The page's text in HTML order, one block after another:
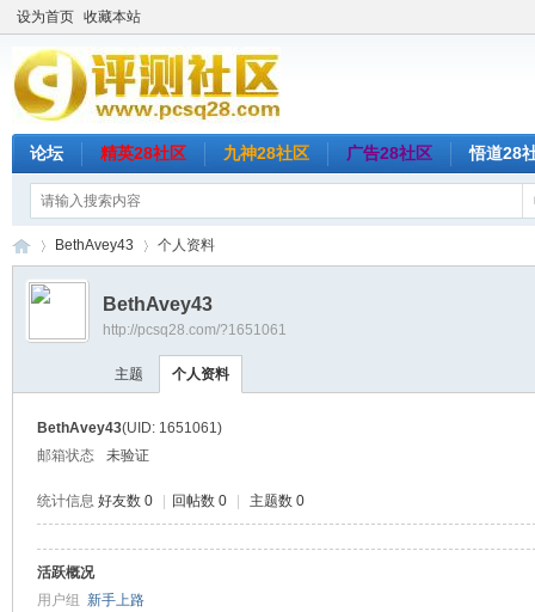
设为首页 收藏本站
论坛 精英28社区 九神28社区 广告28社区 悟道28
›
BethAvey43 个人资料
BethAvey43
http://pcsq28.com/?1651061
主题 个人资料
BethAvey43(UID: 1651061)
邮箱状态
未验证
统计信息 好友数 0 回帖数 0 主题数 0
活跃概况
用户组 新手上路